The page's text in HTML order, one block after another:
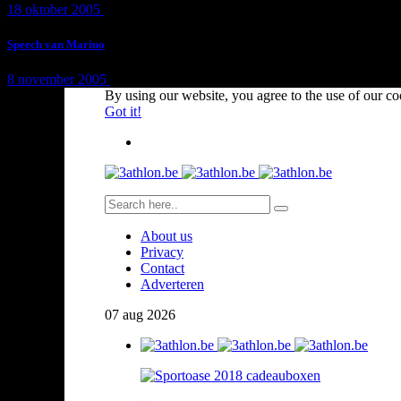
18 oktober 2005
Speech van Marino
8 november 2005
By using our website, you agree to the use of our
Got it!
About us
Privacy
Contact
Adverteren
07 aug 2026